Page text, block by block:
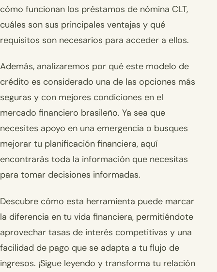
cómo funcionan los préstamos de nómina CLT,
cuáles son sus principales ventajas y qué
requisitos son necesarios para acceder a ellos.
Además, analizaremos por qué este modelo de
crédito es considerado una de las opciones más
seguras y con mejores condiciones en el
mercado financiero brasileño. Ya sea que
necesites apoyo en una emergencia o busques
mejorar tu planificación financiera, aquí
encontrarás toda la información que necesitas
para tomar decisiones informadas.
Descubre cómo esta herramienta puede marcar
la diferencia en tu vida financiera, permitiéndote
aprovechar tasas de interés competitivas y una
facilidad de pago que se adapta a tu flujo de
ingresos. ¡Sigue leyendo y transforma tu relación